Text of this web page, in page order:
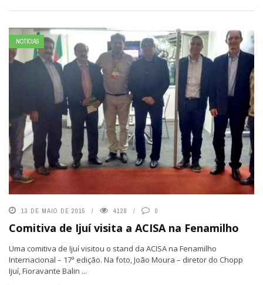
NOTÍCIAS
13 DE MAIO DE 2015 4128 0
Comitiva de Ijuí visita a ACISA na Fenamilho
Uma comitiva de Ijuí visitou o stand da ACISA na Fenamilho
Internacional – 17ª edição. Na foto, João Moura – diretor do Chopp
Ijuí, Fioravante Balin ...